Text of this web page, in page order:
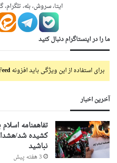
ایتا، سروش، بله،
ما را در اینستاگرام دنبال کنید
برای استفاده از این ویژگی باید افزونه
آخرین اخبار
تفاهمنامه
کشیده شد/
نباشید
3 هفته پیش